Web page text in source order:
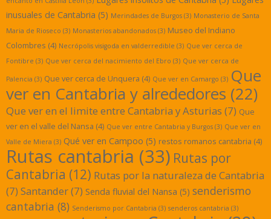
inusuales de Cantabria (5) Merindades de Burgos (3) Monasterio de Santa
Maria de Rioseco (3) Monasterios abandonados (3) Museo del Indiano
Colombres (4) Necrópolis visigoda en valderredible (3) Que ver cerca de
Fontibre (3) Que ver cerca del nacimiento del Ebro (3) Que ver cerca de
Palencia (3) Que ver cerca de Unquera (4) Que ver en Camargo (3) Que
ver en Cantabria y alrededores (22)
Que ver en el limite entre Cantabria y Asturias (7) Que
ver en el valle del Nansa (4) Que ver entre Cantabria y Burgos (3) Que ver en
Valle de Miera (3) Qué ver en Campoo (5) restos romanos cantabria (4)
Rutas cantabria (33) Rutas por
Cantabria (12) Rutas por la naturaleza de Cantabria
(7) Santander(7) Senda fluvial del Nansa (5) senderismo
cantabria (8) Senderismo por Cantabria (3) senderos cantabria (3)